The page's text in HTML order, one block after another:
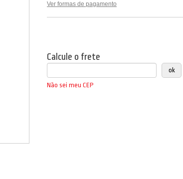
Ver formas de pagamento
Calcule o frete
Não sei meu CEP